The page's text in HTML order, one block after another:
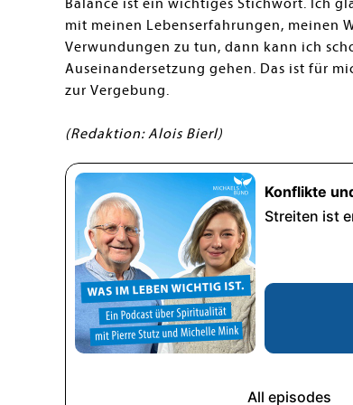
Balance ist ein wichtiges Stichwort. Ich
mit meinen Lebenserfahrungen, meinen
Verwundungen zu tun, dann kann ich
Auseinandersetzung gehen. Das ist für
zur Vergebung.
(Redaktion: Alois Bierl)